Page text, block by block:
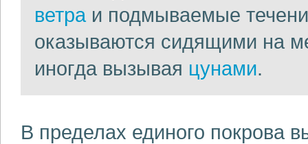
ветра и подмываемые
оказываются сидящими на
иногда вызывая цунами.
В пределах единого покрова